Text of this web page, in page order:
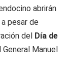
abrirán
pesar de
del Día de
Manuel